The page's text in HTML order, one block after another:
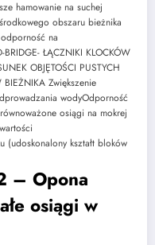
hamowanie na suchej
obszaru bieżnika
na
ŁĄCZNIKI KLOCKÓW
OBJĘTOŚCI PUSTYCH
BIEŻNIKA Zwiększenie
wodyOdporność
osiągi na mokrej
(udoskonalony kształt bloków
– Opona
osiągi w